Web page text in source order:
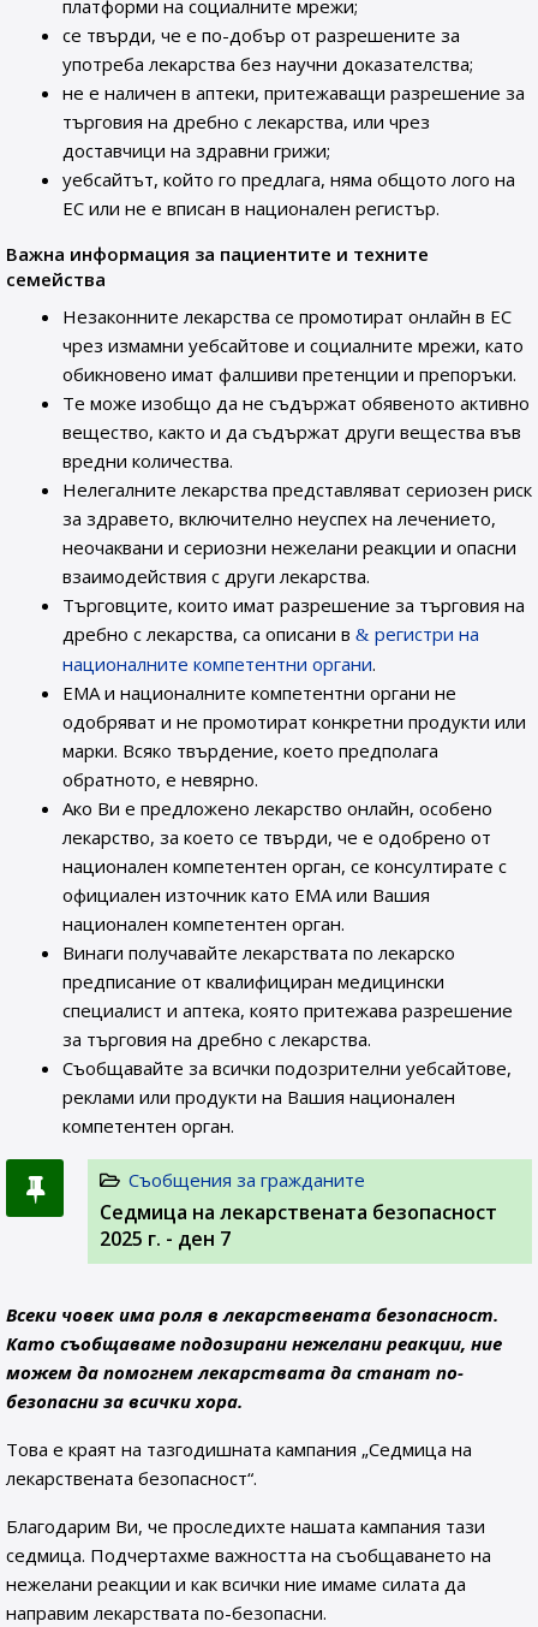
платформи на социалните мрежи;
се твърди, че е по-добър от разрешените за
употреба лекарства без научни доказателства;
не е наличен в аптеки, притежаващи разрешение за
търговия на дребно с лекарства, или чрез
доставчици на здравни грижи;
уебсайтът, който го предлага, няма общото лого на
ЕС или не е вписан в национален регистър.
Важна информация за пациентите и техните
семейства
Незаконните лекарства се промотират онлайн в ЕС
чрез измамни уебсайтове и социалните мрежи, като
обикновено имат фалшиви претенции и препоръки.
Те може изобщо да не съдържат обявеното активно
вещество, както и да съдържат други вещества във
вредни количества.
Нелегалните лекарства представляват сериозен риск
за здравето, включително неуспех на лечението,
неочаквани и сериозни нежелани реакции и опасни
взаимодействия с други лекарства.
Търговците, които имат разрешение за търговия на
дребно с лекарства, са описани в
регистри на
националните компетентни органи.
ЕМА и националните компетентни органи не
одобряват и не промотират конкретни продукти или
марки. Всяко твърдение, което предполага
обратното, е невярно.
Ако Ви е предложено лекарство онлайн, особено
лекарство, за което се твърди, че е одобрено от
национален компетентен орган, се консултирате с
официален източник като ЕМА или Вашия
национален компетентен орган.
Винаги получавайте лекарствата по лекарско
предписание от квалифициран медицински
специалист и аптека, която притежава разрешение
за търговия на дребно с лекарства.
Съобщавайте за всички подозрителни уебсайтове,
реклами или продукти на Вашия национален
компетентен орган.
Съобщения за гражданите
Седмица на лекарствената безопасност
2025 г. - ден 7
Всеки човек има роля в лекарствената безопасност.
Като съобщаваме подозирани нежелани реакции, ние
можем да помогнем лекарствата да станат по-
безопасни за всички хора.
Това е краят на тазгодишната кампания „Седмица на
лекарствената безопасност“.
Благодарим Ви, че проследихте нашата кампания тази
седмица. Подчертахме важността на съобщаването на
нежелани реакции и как всички ние имаме силата да
направим лекарствата по-безопасни.